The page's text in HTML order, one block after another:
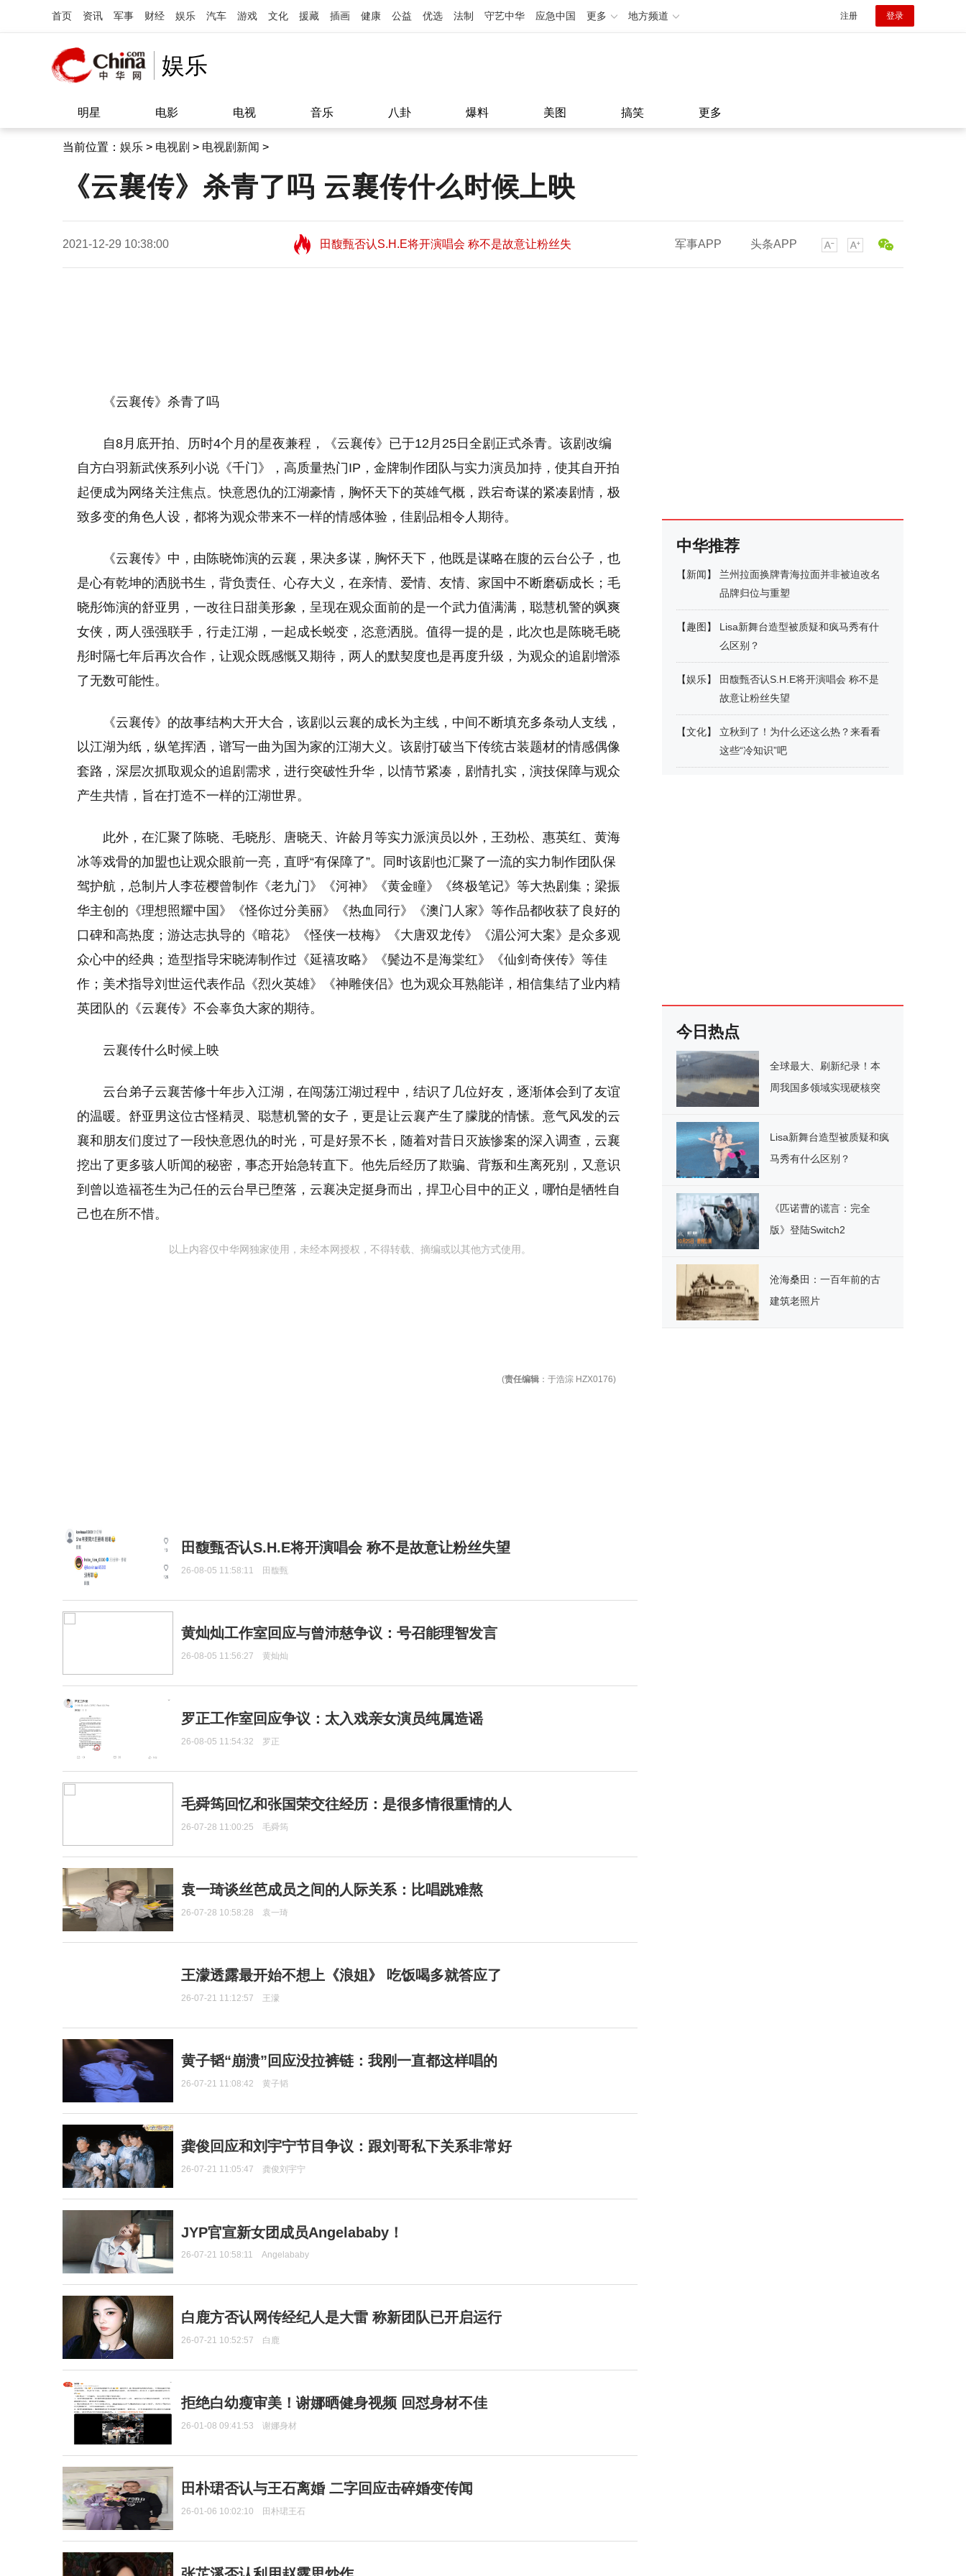
首页 资讯 军事 财经 娱乐 汽车 游戏 文化 援藏 插画 健康 公益 优选 法制 守艺中华 应急中国 更多 地方频道 注册 登录
娱乐
明星 电影 电视 音乐 八卦 爆料 美图 搞笑 更多
当前位置： 娱乐 > 电视剧 > 电视剧新闻 >
《云襄传》杀青了吗 云襄传什么时候上映
2021-12-29 10:38:00
田馥甄否认S.H.E将开演唱会 称不是故意让粉丝失
望11:08
田馥甄否认S.H.E将开演唱会 称不是故意让粉丝失
军事APP 头条APP
《云襄传》杀青了吗
自8月底开拍、历时4个月的星夜兼程，《云襄传》已于12月25日全剧正式杀青。该剧改编
自方白羽新武侠系列小说《千门》，高质量热门IP，金牌制作团队与实力演员加持，使其自开拍
起便成为网络关注焦点。快意恩仇的江湖豪情，胸怀天下的英雄气概，跌宕奇谋的紧凑剧情，极
致多变的角色人设，都将为观众带来不一样的情感体验，佳剧品相令人期待。
《云襄传》中，由陈晓饰演的云襄，果决多谋，胸怀天下，他既是谋略在腹的云台公子，也
是心有乾坤的洒脱书生，背负责任、心存大义，在亲情、爱情、友情、家国中不断磨砺成长；毛
晓彤饰演的舒亚男，一改往日甜美形象，呈现在观众面前的是一个武力值满满，聪慧机警的飒爽
女侠，两人强强联手，行走江湖，一起成长蜕变，恣意洒脱。值得一提的是，此次也是陈晓毛晓
彤时隔七年后再次合作，让观众既感慨又期待，两人的默契度也是再度升级，为观众的追剧增添
了无数可能性。
《云襄传》的故事结构大开大合，该剧以云襄的成长为主线，中间不断填充多条动人支线，
以江湖为纸，纵笔挥洒，谱写一曲为国为家的江湖大义。该剧打破当下传统古装题材的情感偶像
套路，深层次抓取观众的追剧需求，进行突破性升华，以情节紧凑，剧情扎实，演技保障与观众
产生共情，旨在打造不一样的江湖世界。
此外，在汇聚了陈晓、毛晓彤、唐晓天、许龄月等实力派演员以外，王劲松、惠英红、黄海
冰等戏骨的加盟也让观众眼前一亮，直呼“有保障了”。同时该剧也汇聚了一流的实力制作团队保
驾护航，总制片人李莅樱曾制作《老九门》《河神》《黄金瞳》《终极笔记》等大热剧集；梁振
华主创的《理想照耀中国》《怪你过分美丽》《热血同行》《澳门人家》等作品都收获了良好的
口碑和高热度；游达志执导的《暗花》《怪侠一枝梅》《大唐双龙传》《湄公河大案》是众多观
众心中的经典；造型指导宋晓涛制作过《延禧攻略》《鬓边不是海棠红》《仙剑奇侠传》等佳
作；美术指导刘世运代表作品《烈火英雄》《神雕侠侣》也为观众耳熟能详，相信集结了业内精
英团队的《云襄传》不会辜负大家的期待。
云襄传什么时候上映
云台弟子云襄苦修十年步入江湖，在闯荡江湖过程中，结识了几位好友，逐渐体会到了友谊
的温暖。舒亚男这位古怪精灵、聪慧机警的女子，更是让云襄产生了朦胧的情愫。意气风发的云
襄和朋友们度过了一段快意恩仇的时光，可是好景不长，随着对昔日灭族惨案的深入调查，云襄
挖出了更多骇人听闻的秘密，事态开始急转直下。他先后经历了欺骗、背叛和生离死别，又意识
到曾以造福苍生为己任的云台早已堕落，云襄决定挺身而出，捍卫心目中的正义，哪怕是牺牲自
己也在所不惜。
以上内容仅中华网独家使用，未经本网授权，不得转载、摘编或以其他方式使用。
(责任编辑 ：于浩淙 HZX0176)
田馥甄否认S.H.E将开演唱会 称不是故意让粉丝失望
26-08-05 11:58:11 田馥甄
黄灿灿工作室回应与曾沛慈争议：号召能理智发言
26-08-05 11:56:27 黄灿灿
罗正工作室回应争议：太入戏亲女演员纯属造谣
26-08-05 11:54:32 罗正
毛舜筠回忆和张国荣交往经历：是很多情很重情的人
26-07-28 11:00:25 毛舜筠
袁一琦谈丝芭成员之间的人际关系：比唱跳难熬
26-07-28 10:58:28 袁一琦
王濛透露最开始不想上《浪姐》 吃饭喝多就答应了
26-07-21 11:12:57 王濛
黄子韬“崩溃”回应没拉裤链：我刚一直都这样唱的
26-07-21 11:08:42 黄子韬
龚俊回应和刘宇宁节目争议：跟刘哥私下关系非常好
26-07-21 11:05:47 龚俊刘宇宁
JYP官宣新女团成员Angelababy！
26-07-21 10:58:11 Angelababy
白鹿方否认网传经纪人是大雷 称新团队已开启运行
26-07-21 10:52:57 白鹿
拒绝白幼瘦审美！谢娜晒健身视频 回怼身材不佳
26-01-08 09:41:53 谢娜身材
田朴珺否认与王石离婚 二字回应击碎婚变传闻
26-01-06 10:02:10 田朴珺王石
中华推荐
【新闻】
兰州拉面换牌青海拉面并非被迫改名
品牌归位与重塑
【趣图 】
Lisa新舞台造型被质疑和疯马秀有什
么区别？
【娱乐】
田馥甄否认S.H.E将开演唱会 称不是
故意让粉丝失望
【文化】
立秋到了！为什么还这么热？来看看
这些“冷知识”吧
今日热点
全球最大、刷新纪录！本
周我国多领域实现硬核突
Lisa新舞台造型被质疑和疯
马秀有什么区别？
《匹诺曹的谎言：完全
版》登陆Switch2
沧海桑田：一百年前的古
建筑老照片